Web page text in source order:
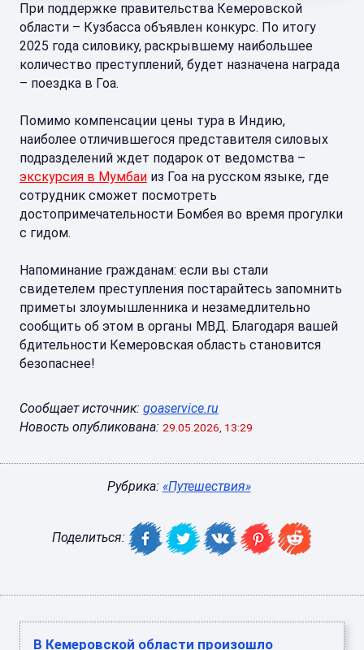
При поддержке правительства Кемеровской
области – Кузбасса объявлен конкурс. По итогу
2025 года силовику, раскрывшему наибольшее
количество преступлений, будет назначена награда
– поездка в Гоа.
Помимо компенсации цены тура в Индию,
наиболее отличившегося представителя силовых
подразделений ждет подарок от ведомства –
экскурсия в Мумбаи из Гоа на русском языке, где
сотрудник сможет посмотреть
достопримечательности Бомбея во время прогулки
с гидом.
Напоминание гражданам: если вы стали
свидетелем преступления постарайтесь запомнить
приметы злоумышленника и незамедлительно
сообщить об этом в органы МВД. Благодаря вашей
бдительности Кемеровская область становится
безопаснее!
Сообщает источник: goaservice.ru
Новость опубликована: 29.05.2026, 13:29
Рубрика: «Путешествия»
Поделиться:
В Кемеровской области произошло